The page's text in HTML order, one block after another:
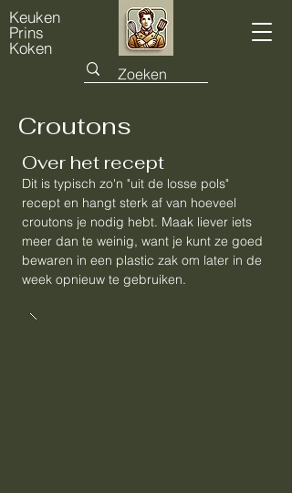
Keuken
Prins
Koken
Croutons
Over het recept
Dit is typisch zo'n "uit de losse pols"
recept en hangt sterk af van hoeveel
croutons je nodig hebt. Maak liever iets
meer dan te weinig, want je kunt ze goed
bewaren in een plastic zak om later in de
week opnieuw te gebruiken.